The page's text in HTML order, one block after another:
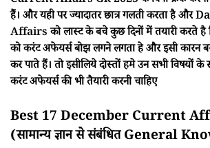
हैं। और यही पर ज्यादातर छात्र गलती करता है
Affairs को लास्ट के बचे कुछ दिनों में तयारी करते है
को करंट अफेयर्स बोझ लगने लगता हे और इसी कारन बस
कर पाते हैं। तो इसीलिये दोस्तों हमे उन सभी विषयों
करंट अफेयर्स की भी तैयारी करनी चाहिए
Best 17 December Current
(सामान्य ज्ञान से संबंधित General